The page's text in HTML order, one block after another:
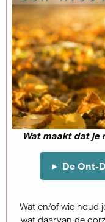
je zelf zou willen?
nieuwe stap
tevreden en vraag je af
het gaan ontdekken,